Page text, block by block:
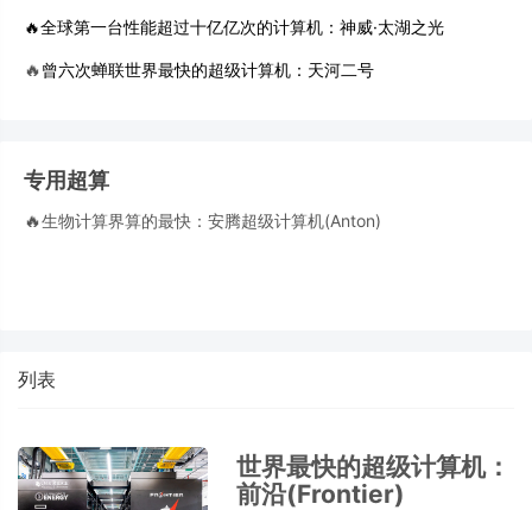
🔥全球第一台性能超过十亿亿次的计算机：神威·太湖之光
🔥曾六次蝉联世界最快的超级计算机：天河二号
专用超算
🔥生物计算界算的最快：安腾超级计算机(Anton)
列表
世界最快的超级计算机：
前沿(Frontier)